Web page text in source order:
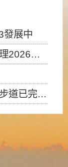
發展中
關事宜，因颱風備案事宜
園，歡迎民眾依規定申請入園....